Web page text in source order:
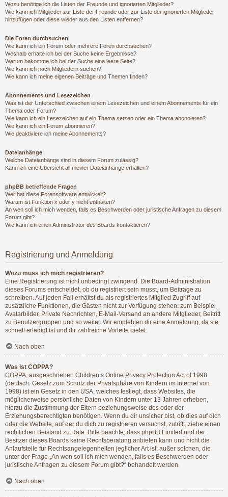
Wozu benötige ich die Listen der Freunde und ignorierten Mitglieder?
Wie kann ich Mitglieder zur Liste der Freunde oder zur Liste der ignorierten Mitglieder
hinzufügen oder diese wieder aus den Listen entfernen?
Die Foren durchsuchen
Wie kann ich ein Forum oder mehrere Foren durchsuchen?
Weshalb erhalte ich bei der Suche keine Ergebnisse?
Warum bekomme ich bei der Suche eine leere Seite?
Wie kann ich nach Mitgliedern suchen?
Wie kann ich meine eigenen Beiträge und Themen finden?
Abonnements und Lesezeichen
Was ist der Unterschied zwischen einem Lesezeichen und einem Abonnements für ein
Thema oder Forum?
Wie kann ich ein Lesezeichen auf ein Thema setzen oder ein Thema abonnieren?
Wie kann ich ein Forum abonnieren?
Wie deaktiviere ich meine Abonnements?
Dateianhänge
Welche Dateianhänge sind in diesem Forum zulässig?
Kann ich eine Übersicht all meiner Dateianhänge erhalten?
phpBB betreffende Fragen
Wer hat diese Forensoftware entwickelt?
Warum ist Funktion x oder y nicht enthalten?
An wen soll ich mich wenden, falls es Beschwerden oder juristische Anfragen zu diesem
Forum gibt?
Wie kann ich einen Administrator des Boards kontaktieren?
Registrierung und Anmeldung
Wozu muss ich mich registrieren?
Eine Registrierung ist nicht unbedingt zwingend. Die Board-Administration
dieses Forums entscheidet, ob du registriert sein musst, um Beiträge zu
schreiben. Auf jeden Fall erhältst du als registriertes Mitglied Zugriff auf
zusätzliche Funktionen, die Gästen nicht zur Verfügung stehen: zum Beispiel
Avatarbilder, Private Nachrichten, E-Mail-Versand an andere Mitglieder, Beitritt
zu Benutzergruppen und so weiter. Wir empfehlen dir eine Anmeldung, da sie
schnell erledigt ist und dir zahlreiche Vorteile bietet.
Nach oben
Was ist COPPA?
COPPA, ausgeschrieben Children’s Online Privacy Protection Act of 1998
(deutsch: Gesetz zum Schutz der Privatsphäre von Kindern im Internet von
1998) ist ein Gesetz in den USA, welches festlegt, dass Websites, die
möglicherweise persönliche Daten von Kindern unter 13 Jahren erheben,
hierzu die Zustimmung der Eltern beziehungsweise des oder der
Erziehungsberechtigten benötigen. Wenn du dir unsicher bist, ob dies auf dich
oder die Website, auf der du dich zu registrieren versuchst, zutrifft, ziehe einen
rechtlichen Beistand zu Rate. Bitte beachte, dass phpBB Limited und der
Besitzer dieses Boards keine Rechtsberatung anbieten kann und nicht die
Anlaufstelle für Rechtsangelegenheiten jeglicher Art ist; außer solchen, die
unter der Frage „An wen soll ich mich wenden, falls es Beschwerden oder
juristische Anfragen zu diesem Forum gibt?“ behandelt werden.
Nach oben